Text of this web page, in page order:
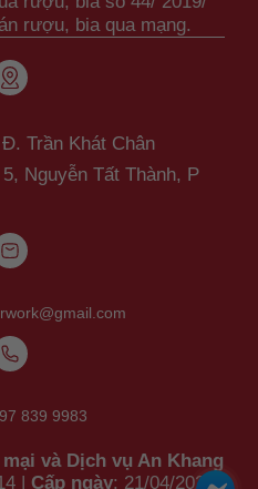
rượu, bia qua mạng.
Trần Khát Chân
Nguyễn Tất Thành, P
839 9983
và Dịch vụ An Khang
| Cấp ngày: 21/04/2023